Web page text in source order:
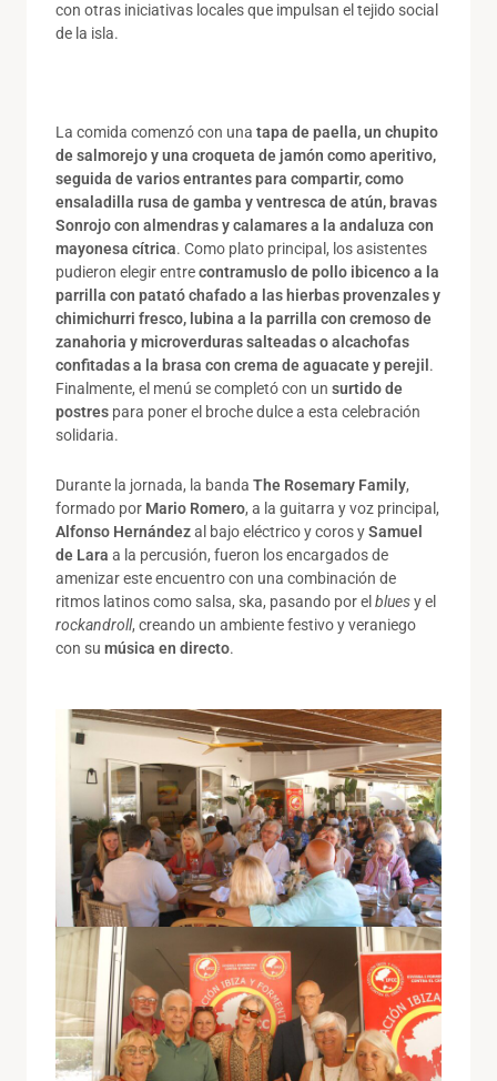
con otras iniciativas locales que impulsan el tejido social
de la isla.
La comida comenzó con una tapa de paella, un chupito
de salmorejo y una croqueta de jamón como aperitivo,
seguida de varios entrantes para compartir, como
ensaladilla rusa de gamba y ventresca de atún, bravas
Sonrojo con almendras y calamares a la andaluza con
mayonesa cítrica. Como plato principal, los asistentes
pudieron elegir entrecontramuslo de pollo ibicenco a la
parrilla con patató chafado a las hierbas provenzales y
chimichurri fresco, lubina a la parrilla con cremoso de
zanahoria y microverduras salteadas o alcachofas
confitadas a la brasa con crema de aguacate y perejil .
Finalmente, el menú se completó con un surtido de
postres para poner el broche dulce a esta celebración
solidaria.
Durante la jornada, la banda The Rosemary Family,
formado por Mario Romero, a la guitarra y voz principal,
Alfonso Hernándezal bajo eléctrico y coros ySamuel
de Lara a la percusión, fueron los encargados de
amenizar este encuentro con una combinación de
ritmos latinos como salsa, ska, pasando por el bluesy el
rockandroll, creando un ambiente festivo y veraniego
con su música en directo.